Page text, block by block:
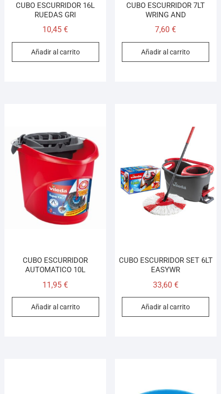
CUBO ESCURRIDOR 16L
RUEDAS GRI
10,45€
Añadir al carrito
CUBO ESCURRIDOR 7LT
WRING AND
7,60€
Añadir al carrito
CUBO ESCURRIDOR
AUTOMATICO 10L
11,95€
Añadir al carrito
CUBO ESCURRIDOR SET 6LT
EASYWR
33,60 €
Añadir al carrito